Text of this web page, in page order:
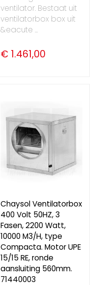
ventilator. Bestaat uit
ventilatorbox box uit
&eacute ...
€ 1.461,00
Chaysol Ventilatorbox
400 Volt 50HZ, 3
Fasen, 2200 Watt,
10000 M3/H, type
Compacta. Motor UPE
15/15 RE, ronde
aansluiting 560mm.
71440003